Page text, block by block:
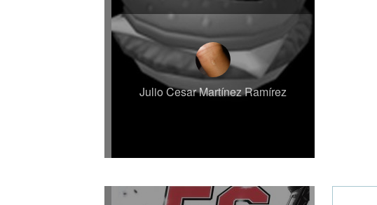
Julio Cesar Martínez Ramírez